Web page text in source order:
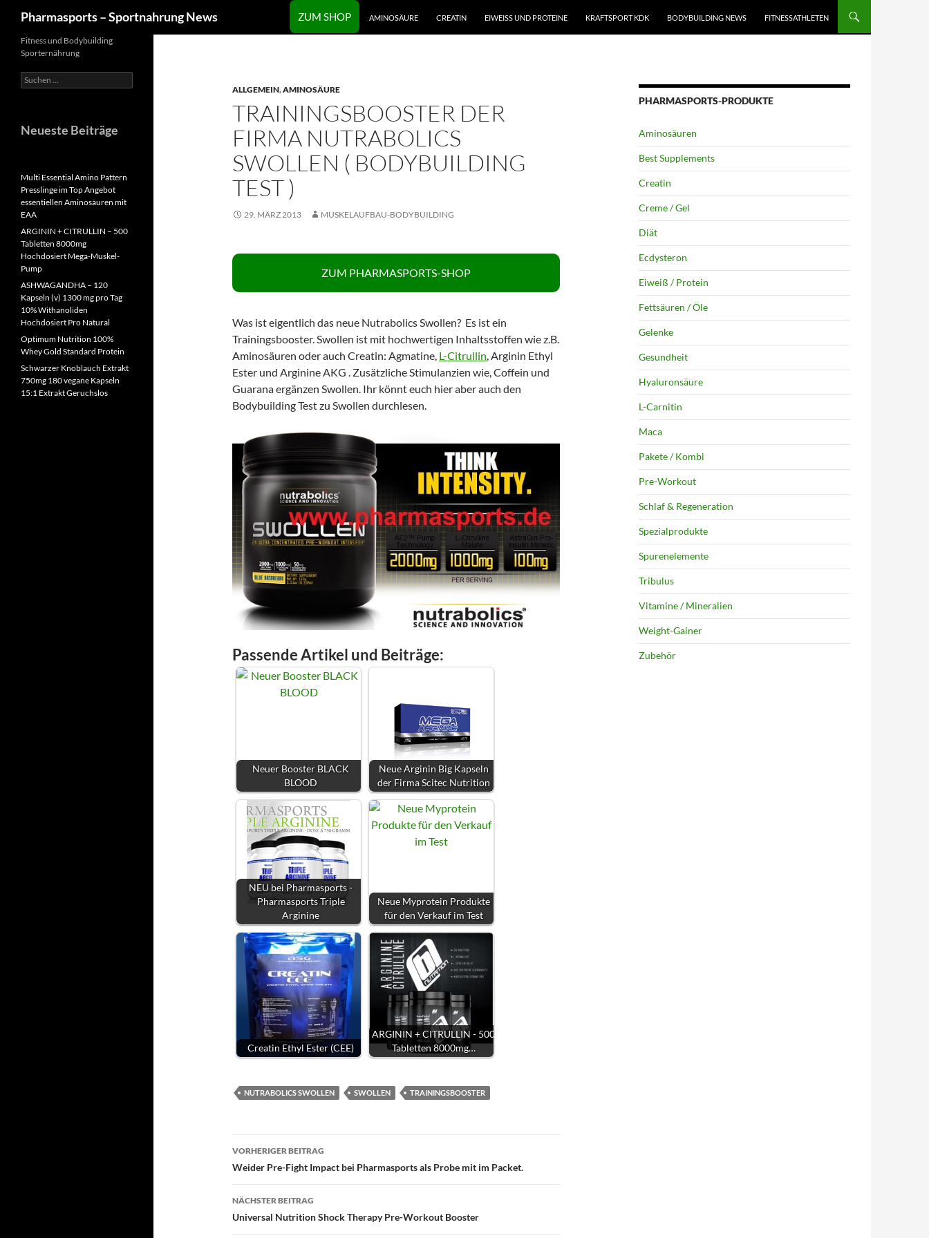
Inhalt
springen
Pharmasports – Sportnahrung News ZUM SHOP AMINOSÄURE CREATIN EIWEISS UND PROTEINE KRAFTSPORT KDK BODYBUILDING NEWS FITNESSATHLETEN
ALLGEMEIN,AMINOSÄURE
TRAININGSBOOSTER DER
FIRMA NUTRABOLICS
SWOLLEN ( BODYBUILDING
TEST )
29. MÄRZ 2013 MUSKELAUFBAU-BODYBUILDING
ZUM PHARMASPORTS-SHOP
Was ist eigentlich das neue Nutrabolics Swollen? Es ist ein
Trainingsbooster. Swollen ist mit hochwertigen Inhaltsstoffen wie z.B.
Aminosäuren oder auch Creatin: Agmatine, L-Citrullin, Arginin Ethyl
Ester und Arginine AKG . Zusätzliche Stimulanzien wie, Coffein und
Guarana ergänzen Swollen. Ihr könnt euch hier aber auch den
Bodybuilding Test zu Swollen durchlesen.
Passende Artikel und Beiträge:
Neuer Booster BLACK
BLOOD
Neue Arginin Big Kapseln
der Firma Scitec Nutrition
NEU bei Pharmasports -
Pharmasports Triple
Arginine
Neue Myprotein Produkte
für den Verkauf im Test
Creatin Ethyl Ester (CEE)
ARGININ + CITRULLIN - 500
Tabletten 8000mg…
NUTRABOLICS SWOLLEN SWOLLEN TRAININGSBOOSTER
Beitragsnavigation
VORHERIGER BEITRAG
Weider Pre-Fight Impact bei Pharmasports als Probe mit im Packet.
NÄCHSTER BEITRAG
Universal Nutrition Shock Therapy Pre-Workout Booster
PHARMASPORTS-PRODUKTE
Aminosäuren
Best Supplements
Creatin
Creme / Gel
Diät
Ecdysteron
Eiweiß / Protein
Fettsäuren / Öle
Gelenke
Gesundheit
Hyaluronsäure
L-Carnitin
Maca
Pakete / Kombi
Pre-Workout
Schlaf & Regeneration
Spezialprodukte
Spurenelemente
Tribulus
Vitamine / Mineralien
Weight-Gainer
Zubehör
Fitness und Bodybuilding
Sporternährung
Suchen
nach:
Neueste Beiträge
Multi Essential Amino Pattern
Presslinge im Top Angebot
essentiellen Aminosäuren mit
EAA
ARGININ + CITRULLIN – 500
Tabletten 8000mg
Hochdosiert Mega-Muskel-
Pump
ASHWAGANDHA – 120
Kapseln (v) 1300 mg pro Tag
10% Withanoliden
Hochdosiert Pro Natural
Optimum Nutrition 100%
Whey Gold Standard Protein
Schwarzer Knoblauch Extrakt
750mg 180 vegane Kapseln
15:1 Extrakt Geruchslos